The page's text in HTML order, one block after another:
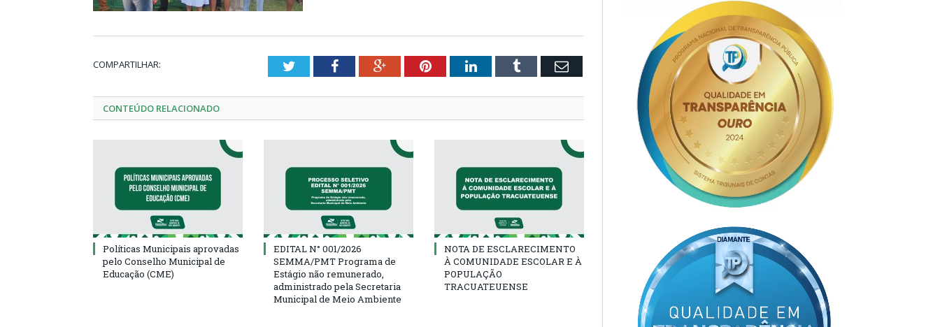
COMPARTILHAR: TwitterFacebookGoogle+PinterestLinkedInTumblr Email
CONTEÚDO RELACIONADO
Políticas Municipais aprovadas
pelo Conselho Municipal de
Educação (CME)
EDITAL N° 001/2026
SEMMA/PMT Programa de
Estágio não remunerado,
administrado pela Secretaria
Municipal de Meio Ambiente
NOTA DE ESCLARECIMENTO
À COMUNIDADE ESCOLAR E À
POPULAÇÃO
TRACUATEUENSE